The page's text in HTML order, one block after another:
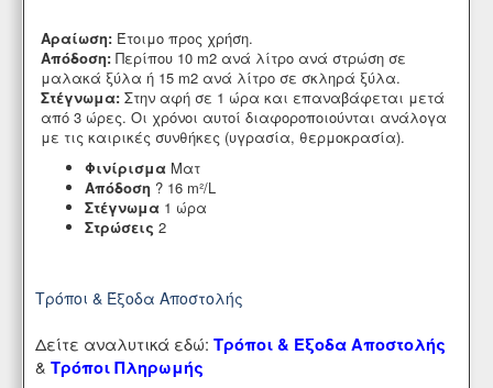
Αραίωση: Έτοιμο προς χρήση.
Απόδοση: Περίπου 10 m2 ανά λίτρο ανά στρώση σε
μαλακά ξύλα ή 15 m2 ανά λίτρο σε σκληρά ξύλα.
Στέγνωμα: Στην αφή σε 1 ώρα και επαναβάφεται μετά
από 3 ώρες. Οι χρόνοι αυτοί διαφοροποιούνται ανάλογα
με τις καιρικές συνθήκες (υγρασία, θερμοκρασία).
Φινίρισμα Ματ
Απόδοση ? 16 m²/L
Στέγνωμα 1 ώρα
Στρώσεις 2
Τρόποι & Έξοδα Αποστολής
Δείτε αναλυτικά εδώ: Τρόποι & Έξοδα Αποστολής
& Τρόποι Πληρωμής